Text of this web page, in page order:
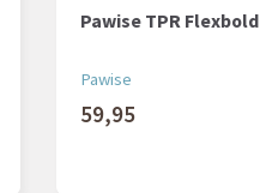
Pawise TPR Flexbold
Pawise
59,95